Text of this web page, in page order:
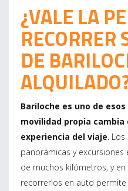
¿VALE LA
RECORRER
DE
Bariloche es uno de
movilidad propia
experiencia del viaje .
panorámicas y
de muchos kilómetros, y
recorrerlos en auto